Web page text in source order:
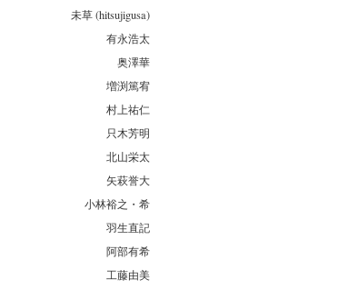
未草 (hitsujigusa)
有永浩太
奥澤華
増渕篤宥
村上祐仁
只木芳明
北山栄太
矢萩誉大
小林裕之・希
羽生直記
阿部有希
工藤由美